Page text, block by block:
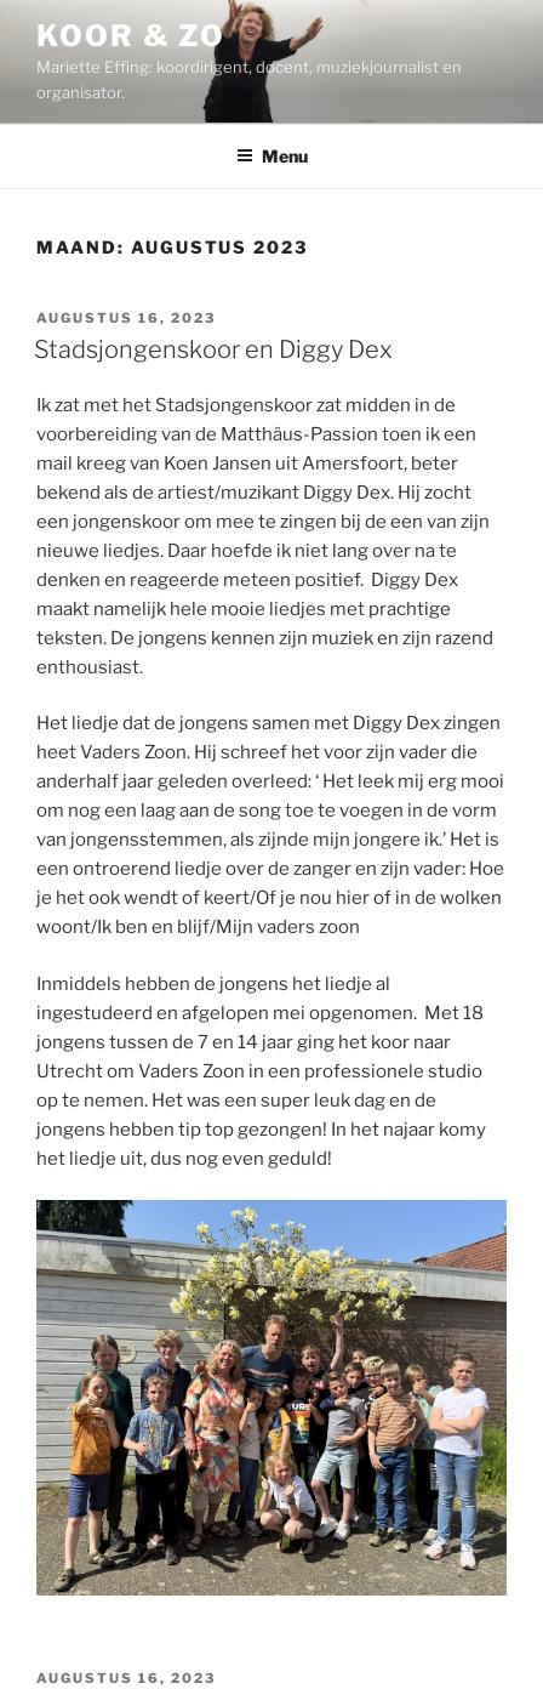
inhoud
KOOR & ZO
Mariette Effing: koordirigent, docent, muziekjournalist en
organisator.
Menu
MAAND: AUGUSTUS 2023
GEPLAATST
OP
AUGUSTUS 16, 2023
Stadsjongenskoor en Diggy Dex
Ik zat met het Stadsjongenskoor zat midden in de
voorbereiding van de Matthäus-Passion toen ik een
mail kreeg van Koen Jansen uit Amersfoort, beter
bekend als de artiest/muzikant Diggy Dex. Hij zocht
een jongenskoor om mee te zingen bij de een van zijn
nieuwe liedjes. Daar hoefde ik niet lang over na te
denken en reageerde meteen positief. Diggy Dex
maakt namelijk hele mooie liedjes met prachtige
teksten. De jongens kennen zijn muziek en zijn razend
enthousiast.
Het liedje dat de jongens samen met Diggy Dex zingen
heet Vaders Zoon. Hij schreef het voor zijn vader die
anderhalf jaar geleden overleed: ‘ Het leek mij erg mooi
om nog een laag aan de song toe te voegen in de vorm
van jongensstemmen, als zijnde mijn jongere ik.’ Het is
een ontroerend liedje over de zanger en zijn vader: Hoe
je het ook wendt of keert/Of je nou hier of in de wolken
woont/Ik ben en blijf/Mijn vaders zoon
Inmiddels hebben de jongens het liedje al
ingestudeerd en afgelopen mei opgenomen. Met 18
jongens tussen de 7 en 14 jaar ging het koor naar
Utrecht om Vaders Zoon in een professionele studio
op te nemen. Het was een super leuk dag en de
jongens hebben tip top gezongen! In het najaar komy
het liedje uit, dus nog even geduld!
GEPLAATST
AUGUSTUS 16, 2023